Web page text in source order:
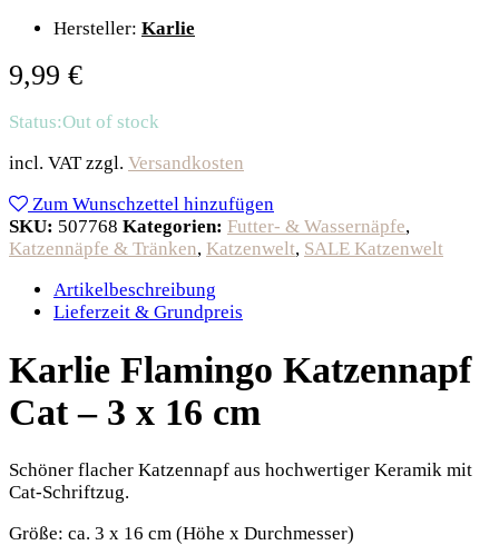
Hersteller: Karlie
9,99 €
Status:Out of stock
incl. VAT zzgl. Versandkosten
Zum Wunschzettel hinzufügen
SKU: 507768 Kategorien: Futter- & Wassernäpfe,
Katzennäpfe & Tränken, Katzenwelt, SALE Katzenwelt
Artikelbeschreibung
Lieferzeit & Grundpreis
Karlie Flamingo Katzennapf
Cat – 3 x 16 cm
Schöner flacher Katzennapf aus hochwertiger Keramik mit
Cat-Schriftzug.
Größe: ca. 3 x 16 cm (Höhe x Durchmesser)